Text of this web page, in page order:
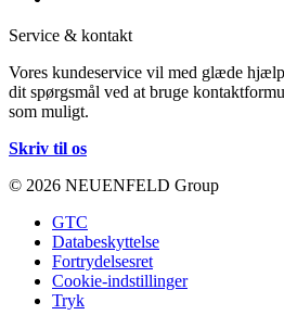
Service & kontakt
Vores kundeservice vil med glæde
dit spørgsmål ved at bruge
som muligt.
Skriv til os
© 2026 NEUENFELD Group
GTC
Databeskyttelse
Fortrydelsesret
Cookie-indstillinger
Tryk